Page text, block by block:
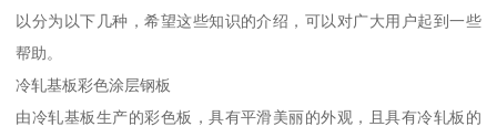
以分为以下几种，希望这些知识的介绍，可以对广大用户起到一些
帮助。
冷轧基板彩色涂层钢板
由冷轧基板生产的彩色板，具有平滑美丽的外观，且具有冷轧板的